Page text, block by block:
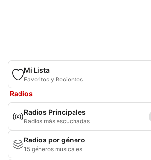
Mi Lista
Favoritos y Recientes
Radios
Radios Principales
Radios más escuchadas
Radios por género
15 géneros musicales